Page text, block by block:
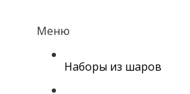
Меню
Наборы из шаров